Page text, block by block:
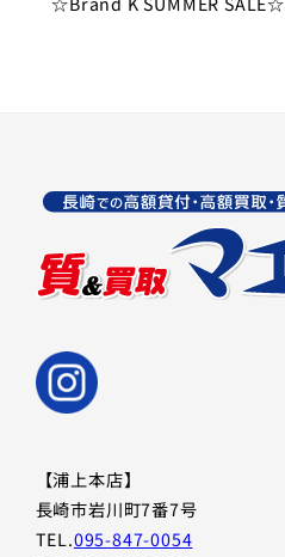
【浦上本店】
長崎市岩川町7番7号
TEL.095-847-0054